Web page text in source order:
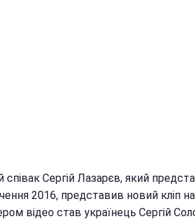
співак Сергій Лазарєв, який
2016, представив новий кліп
відео став українець Сергій